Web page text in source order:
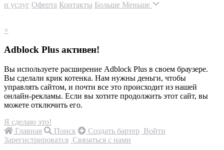
и услуг Оферта Контакты Больше Меньше
×
Adblock Plus активен!
Вы используете расширение Adblock Plus в своем браузере.
Вы сделали крик котенка. Нам нужны деньги, чтобы
управлять сайтом, и почти все это происходит из нашей
онлайн-рекламы. Если вы хотите продолжить этот сайт, вы
можете отключить его.
Я сделаю это!
Главная
Поиск Создать бартер Войти
Зарегистрироватся Связаться с нами